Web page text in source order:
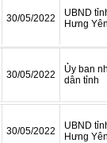
30/05/2022
UBND
Hưng
30/05/2022
Ủy ban
dân tỉnh
30/05/2022
UBND
Hưng